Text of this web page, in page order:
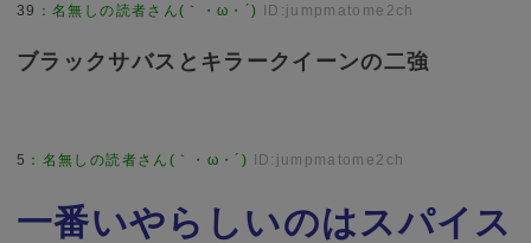
39 ：名無しの読者さん(｀・ω・´) ID:jumpmatome2ch
ブラックサバスとキラークイーンの二強
5 ： 名無しの読者さん(｀・ω・´) ID:jumpmatome2ch
一番いやらしいのはスパイス